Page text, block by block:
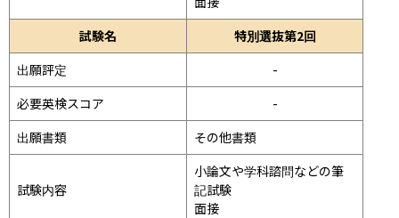
試験名
特別選抜第2回
出願評定
-
必要英検スコア
-
出願書類
その他書類
試験内容
小論文や学科諮問などの筆
記試験
面接